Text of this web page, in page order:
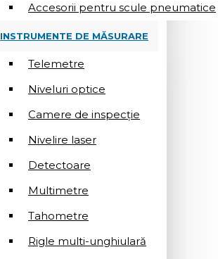
Accesorii pentru scule pneumatice
INSTRUMENTE DE MĂSURARE
Telemetre
Niveluri optice
Camere de inspecție
Nivelire laser
Detectoare
Multimetre
Tahometre
Rigle multi-unghiulară